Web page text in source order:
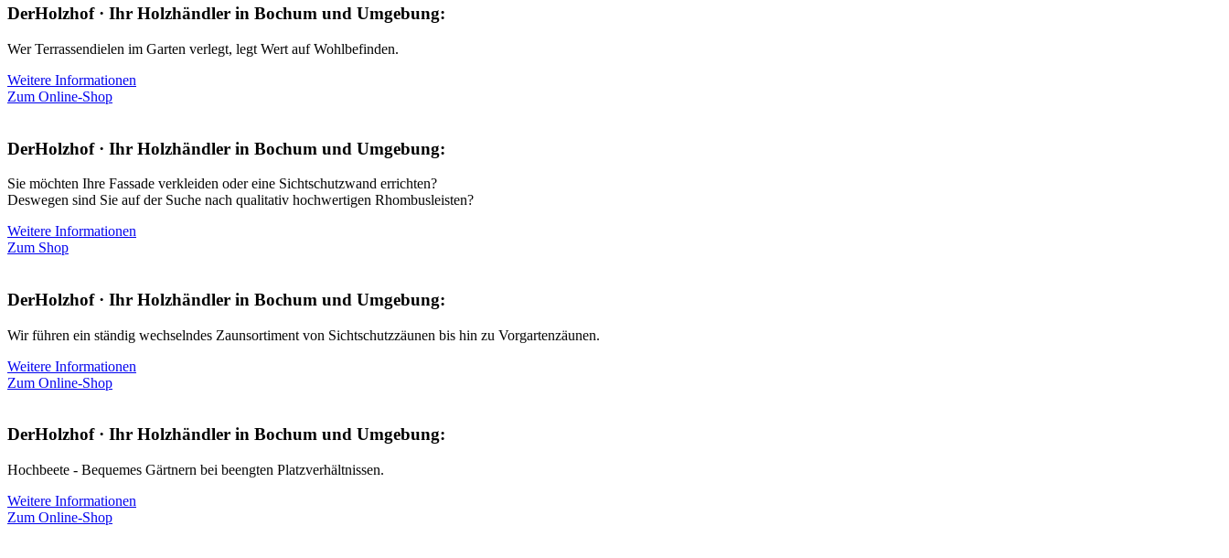
DerHolzhof · Ihr Holzhändler in Bochum und Umgebung:
Wer Terrassendielen im Garten verlegt, legt Wert auf Wohlbefinden.
Weitere Informationen
Zum Online-Shop
DerHolzhof · Ihr Holzhändler in Bochum und Umgebung:
Sie möchten Ihre Fassade verkleiden oder eine Sichtschutzwand errichten?
Deswegen sind Sie auf der Suche nach qualitativ hochwertigen Rhombusleisten?
Weitere Informationen
Zum Shop
DerHolzhof · Ihr Holzhändler in Bochum und Umgebung:
Wir führen ein ständig wechselndes Zaunsortiment von Sichtschutzzäunen bis hin zu Vorgartenzäunen.
Weitere Informationen
Zum Online-Shop
DerHolzhof · Ihr Holzhändler in Bochum und Umgebung:
Hochbeete - Bequemes Gärtnern bei beengten Platzverhältnissen.
Weitere Informationen
Zum Online-Shop